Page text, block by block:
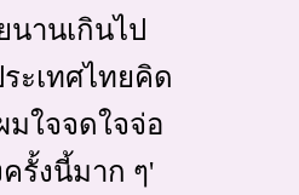
นานเกินไป
ะเทศไทยคิด
มใจจดใจจ่อ
รั้งนี้มาก ๆ'